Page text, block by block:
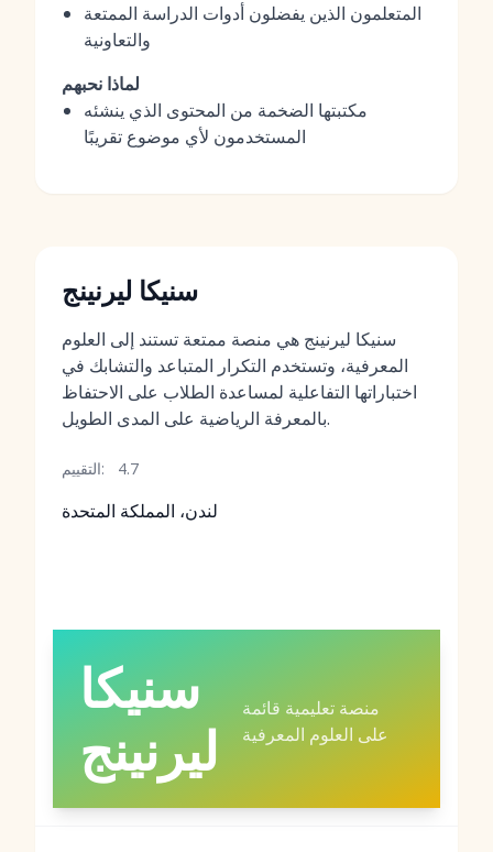
المتعلمون الذين يفضلون أدوات الدراسة الممتعة
والتعاونية
لماذا نحبهم
مكتبتها الضخمة من المحتوى الذي ينشئه
المستخدمون لأي موضوع تقريبًا
سنيكا ليرنينج
سنيكا ليرنينج هي منصة ممتعة تستند إلى العلوم
المعرفية، وتستخدم التكرار المتباعد والتشابك في
اختباراتها التفاعلية لمساعدة الطلاب على الاحتفاظ
بالمعرفة الرياضية على المدى الطويل.
التقييم: 4.7
لندن، المملكة المتحدة
سنيكا
ليرنينج
منصة تعليمية قائمة
على العلوم المعرفية